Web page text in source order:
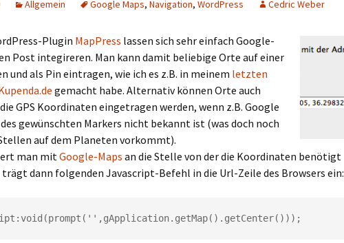
Allgemein Google Maps, Navigation, WordPress Cedric Weber
Plugin MapPress lassen sich sehr einfach Google-
Post integireren. Man kann damit beliebige Orte auf einer
und als Pin eintragen, wie ich es z.B. in meinem letzten
gemacht habe. Alternativ können Orte auch
GPS Koordinaten eingetragen werden, wenn z.B. Google
des gewünschten Markers nicht bekannt ist (was doch noch
auf dem Planeten vorkommt).
man mitGoogle-Maps an die Stelle von der die Koordinaten benötigt
trägt dann folgenden Javascript-Befehl in die Url-Zeile des Browsers ein: